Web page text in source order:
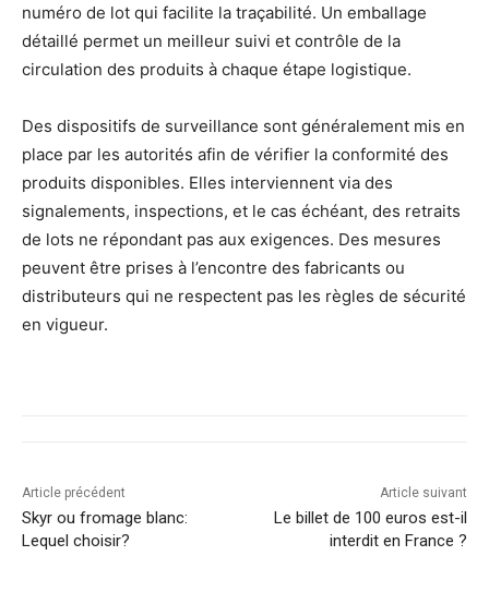
numéro de lot qui facilite la traçabilité. Un emballage
détaillé permet un meilleur suivi et contrôle de la
circulation des produits à chaque étape logistique.
Des dispositifs de surveillance sont généralement mis en
place par les autorités afin de vérifier la conformité des
produits disponibles. Elles interviennent via des
signalements, inspections, et le cas échéant, des retraits
de lots ne répondant pas aux exigences. Des mesures
peuvent être prises à l’encontre des fabricants ou
distributeurs qui ne respectent pas les règles de sécurité
en vigueur.
Article précédent
Skyr ou fromage blanc:
Lequel choisir?
Article suivant
Le billet de 100 euros est-il
interdit en France ?